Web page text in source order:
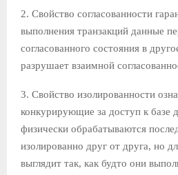
2. Свойство согласованности
выполнения транзакций данные
согласованного состояния в
разрушает взаимной
3. Свойство изолированности
конкурирующие за доступ к базе
физически обрабатываются
изолированно друг от друга, но
выглядит так, как будто они